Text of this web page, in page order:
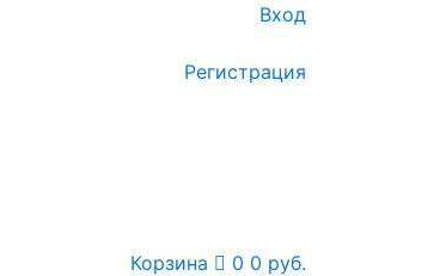
Вход
Регистрация
Корзина 0 0 руб.